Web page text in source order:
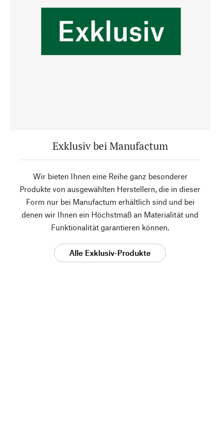
Exklusiv bei Manufactum
Wir bieten Ihnen eine Reihe ganz besonderer
Produkte von ausgewählten Herstellern, die in dieser
Form nur bei Manufactum erhältlich sind und bei
denen wir Ihnen ein Höchstmaß an Materialität und
Funktionalität garantieren können.
Alle Exklusiv-Produkte